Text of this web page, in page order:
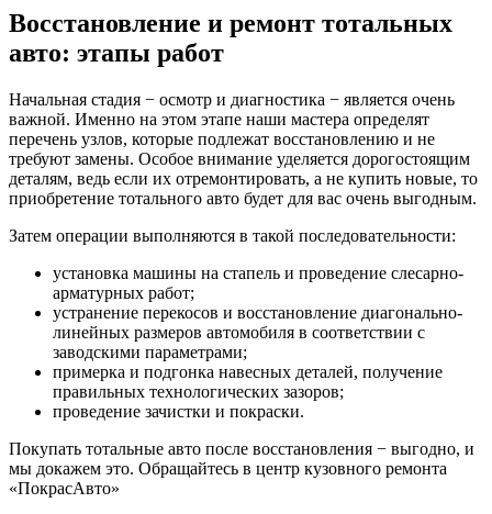
Восстановление и ремонт тотальных
авто: этапы работ
Начальная стадия − осмотр и диагностика − является очень
важной. Именно на этом этапе наши мастера определят
перечень узлов, которые подлежат восстановлению и не
требуют замены. Особое внимание уделяется дорогостоящим
деталям, ведь если их отремонтировать, а не купить новые, то
приобретение тотального авто будет для вас очень выгодным.
Затем операции выполняются в такой последовательности:
установка машины на стапель и проведение слесарно-
арматурных работ;
устранение перекосов и восстановление диагонально-
линейных размеров автомобиля в соответствии с
заводскими параметрами;
примерка и подгонка навесных деталей, получение
правильных технологических зазоров;
проведение зачистки и покраски.
Покупать тотальные авто после восстановления − выгодно, и
мы докажем это. Обращайтесь в центр кузовного ремонта
«ПокрасАвто»